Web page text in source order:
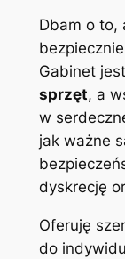
Dbam o to,
Gabinet
sprzęt, a
w
jak ważne
dyskrecję
Oferuję
do